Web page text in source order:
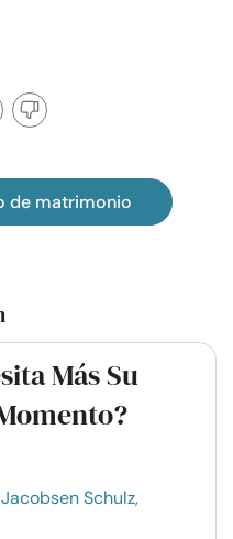
de matrimonio
Más Su
Schulz,